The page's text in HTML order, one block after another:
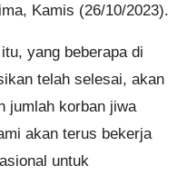
Kamis (26/10/2023).
yang beberapa di
telah selesai, akan
jumlah korban jiwa
akan terus bekerja
untuk